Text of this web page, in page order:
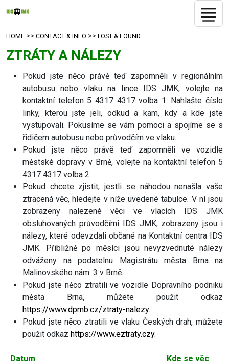
HOME >> CONTACT & INFO >> LOST & FOUND
ZTRÁTY A NÁLEZY
Pokud jste něco právě teď zapomněli v regionálním
autobusu nebo vlaku na lince IDS JMK, volejte na
kontaktní telefon 5 4317 4317 volba 1. Nahlašte číslo
linky, kterou jste jeli, odkud a kam, kdy a kde jste
vystupovali. Pokusíme se vám pomoci a spojíme se s
řidičem autobusu nebo průvodčím ve vlaku.
Pokud jste něco právě teď zapomněli ve vozidle
městské dopravy v Brně, volejte na kontaktní telefon 5
4317 4317 volba 2.
Pokud chcete zjistit, jestli se náhodou nenašla vaše
ztracená věc, hledejte v níže uvedené tabulce. V ní jsou
zobrazeny nalezené věci ve vlacích IDS JMK
obsluhovaných průvodčími IDS JMK, zobrazeny jsou i
nálezy, které odevzdali občané na Kontaktní centra IDS
JMK. Přibližně po měsíci jsou nevyzvednuté nálezy
odváženy na podatelnu Magistrátu města Brna na
Malinovského nám. 3 v Brně.
Pokud jste něco ztratili ve vozidle Dopravního podniku
města Brna, můžete použit odkaz
https://www.dpmb.cz/ztraty-nalezy.
Pokud jste něco ztratili ve vlaku Českých drah, můžete
použit odkaz https://www.eztraty.czy.
Datum
Kde se věc